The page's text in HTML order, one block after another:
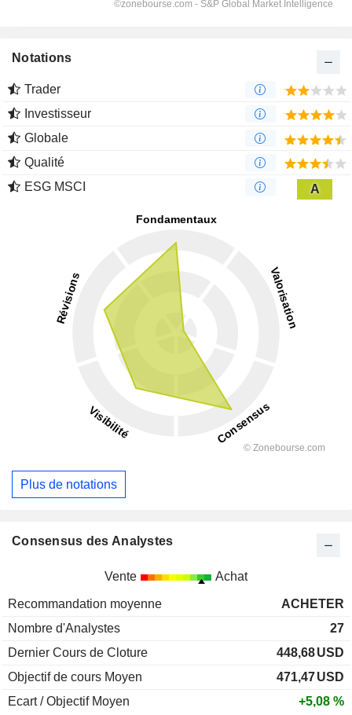
Notations
Trader
Investisseur
Globale
Qualité
ESG MSCI
A
Plus de notations
Consensus des Analystes
Vente Achat
Recommandation moyenne
ACHETER
Nombre d'Analystes
27
Dernier Cours de Cloture
448,68USD
Objectif de cours Moyen
471,47USD
Ecart / Objectif Moyen
+5,08 %